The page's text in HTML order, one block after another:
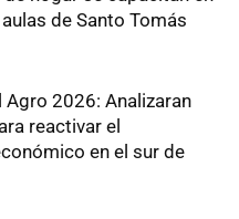
de Santo Tomás
Agro 2026: Analizaran
reactivar el
en el sur de